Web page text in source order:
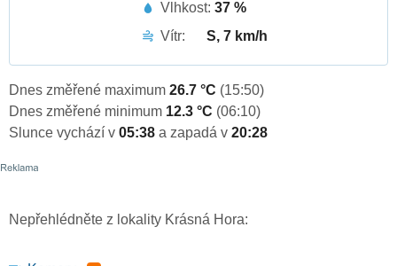
Vlhkost: 37 %
Vítr:
S, 7 km/h
Dnes změřené maximum 26.7 °C (15:50)
Dnes změřené minimum 12.3 °C (06:10)
Slunce vychází v 05:38 a zapadá v 20:28
Nepřehlédněte z lokality Krásná Hora: